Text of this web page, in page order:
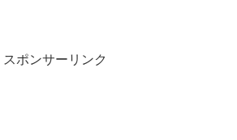
スポンサーリンク